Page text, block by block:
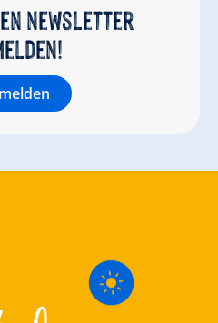
newsletter